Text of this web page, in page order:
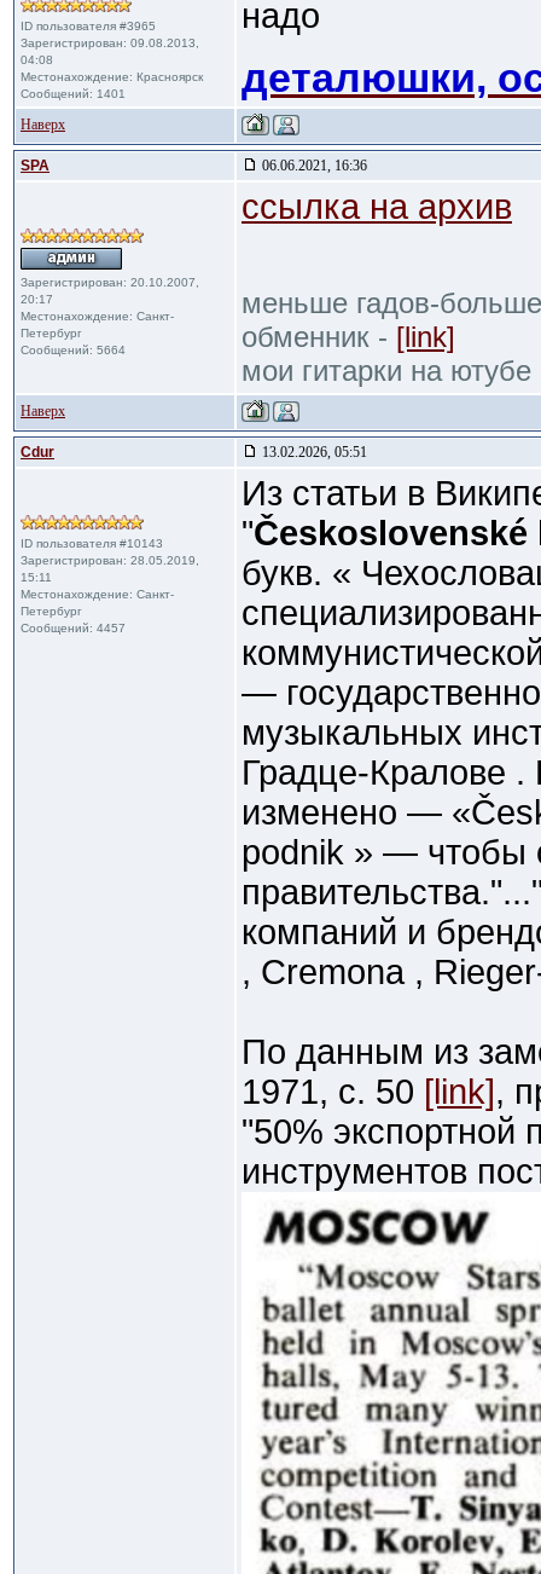
ID пользователя #3965
Зарегистрирован: 09.08.2013,
04:08
Местонахождение: Красноярск
Сообщений: 1401
надо
деталюшки,
Наверх
SPA 06.06.2021, 16:36
Зарегистрирован: 20.10.2007,
20:17
Местонахождение: Санкт-
Петербург
Сообщений: 5664
ссылка на архив
меньше гадов-
обменник - [link]
мои гитарки на
Наверх
Cdur 13.02.2026, 05:51
ID пользователя #10143
Зарегистрирован: 28.05.2019,
15:11
Местонахождение: Санкт-
Петербург
Сообщений: 4457
Из статьи в
"
букв. «
—
музыкальных
Градце-Кралове
изменено —
podnik » — чтобы
компаний и
, Cremona ,
По данным из
1971, с. 50 [link],
"50% экспортной
инструментов